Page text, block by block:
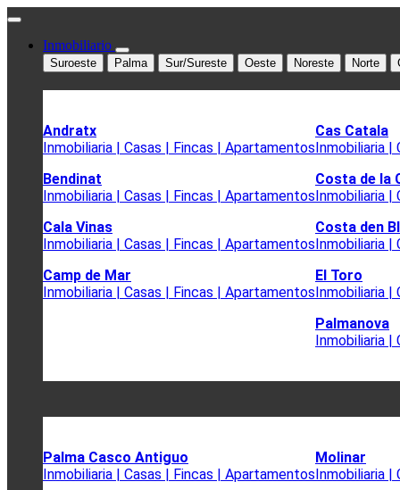
Inmobiliario
Suroeste Palma Sur/Sureste Oeste Noreste Norte
Andratx
Inmobiliaria | Casas | Fincas | Apartamentos
Bendinat
Inmobiliaria | Casas | Fincas | Apartamentos
Cala Vinas
Inmobiliaria | Casas | Fincas | Apartamentos
Camp de Mar
Inmobiliaria | Casas | Fincas | Apartamentos
Cas Catala
Inmobiliaria |
Costa de la
Inmobiliaria |
Costa den
Inmobiliaria |
El Toro
Inmobiliaria |
Palmanova
Inmobiliaria |
Palma Casco Antiguo
Inmobiliaria | Casas | Fincas | Apartamentos
Molinar
Inmobiliaria |